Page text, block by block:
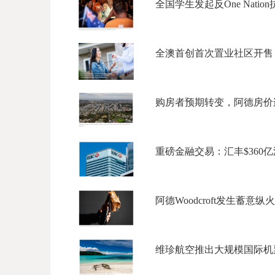
全国学生发起反One
全澳首创首次置业社区开
购房者预期转变，阿德房
重磅金融交易：汇丰$360
阿德Woodcroft发生蓄意纵
维珍航空推出大规模国际